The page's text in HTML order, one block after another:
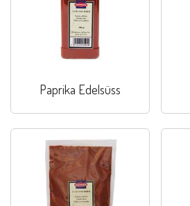
Paprika Edelsüss